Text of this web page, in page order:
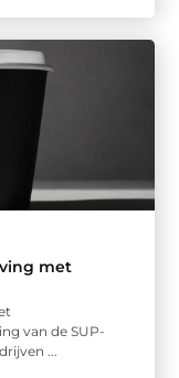
met
van de SUP-
...